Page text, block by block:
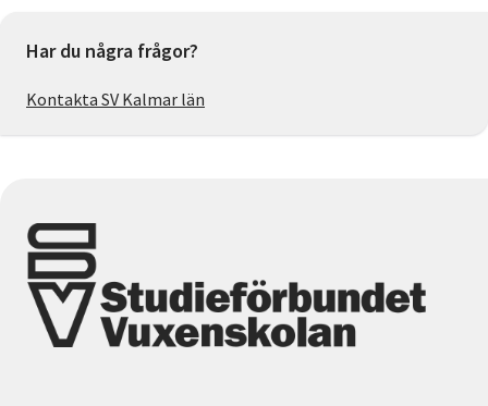
Har du några frågor?
Kontakta SV Kalmar län